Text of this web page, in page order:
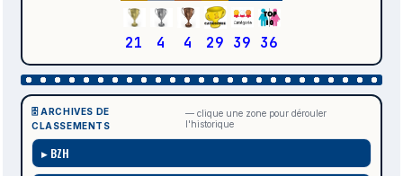
21 4 4 29 39 36
🗄️ ARCHIVES DE
CLASSEMENTS
— clique une zone pour dérouler
l'historique
BZH